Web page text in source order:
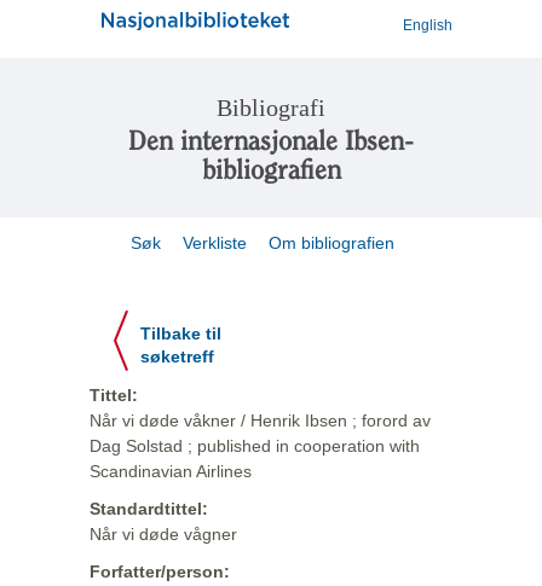
English
Bibliografi
Den internasjonale Ibsen-
bibliografien
Søk Verkliste Om bibliografien
Tilbake til
søketreff
Tittel:
Når vi døde våkner / Henrik Ibsen ; forord av
Dag Solstad ; published in cooperation with
Scandinavian Airlines
Standardtittel:
Når vi døde vågner
Forfatter/person: